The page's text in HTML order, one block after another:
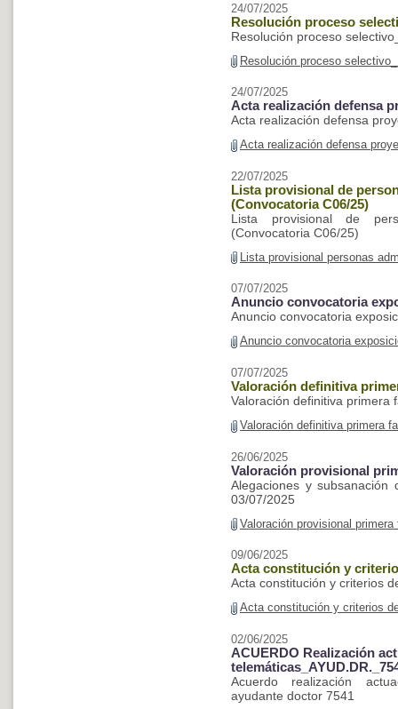
24/07/2025
Resolución proceso
Resolución proceso
Resolución proceso
24/07/2025
Acta realización defensa
Acta realización defensa
Acta realización defensa
22/07/2025
Lista provisional de
(Convocatoria C06/25)
Lista provisional de
(Convocatoria C06/25)
Lista provisional personas
07/07/2025
Anuncio convocatoria
Anuncio convocatoria
Anuncio convocatoria
07/07/2025
Valoración definitiva
Valoración definitiva primera
Valoración definitiva primera
26/06/2025
Valoración provisional
Alegaciones y subsanación
03/07/2025
Valoración provisional
09/06/2025
Acta constitución y
Acta constitución y criterios
Acta constitución y criterios
02/06/2025
ACUERDO Realización
Acuerdo realización
ayudante doctor 7541